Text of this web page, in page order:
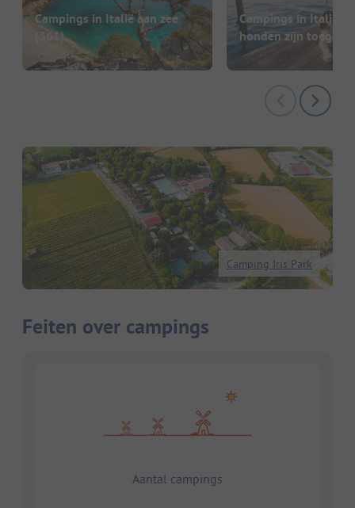
Campings in Italië aan zee
(361)
Campings in Italië
honden zijn
Camping Iris Park
Feiten over campings
Aantal campings